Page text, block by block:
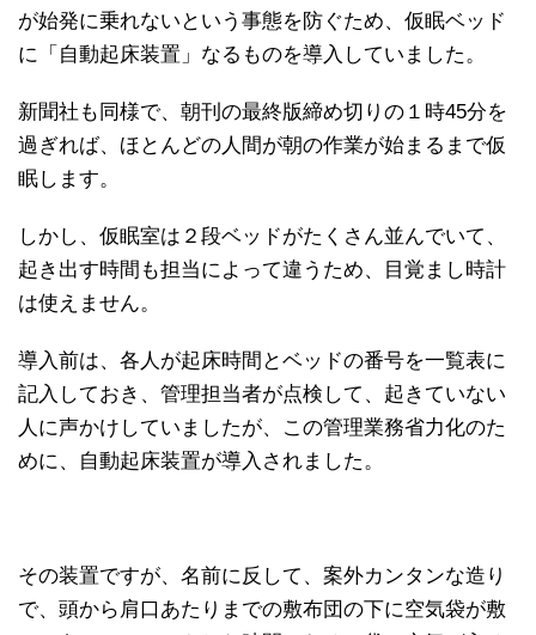
が始発に乗れないという事態を防ぐため、仮眠ベッド
に「自動起床装置」なるものを導入していました。
新聞社も同様で、朝刊の最終版締め切りの１時45分を
過ぎれば、ほとんどの人間が朝の作業が始まるまで仮
眠します。
しかし、仮眠室は２段ベッドがたくさん並んでいて、
起き出す時間も担当によって違うため、目覚まし時計
は使えません。
導入前は、各人が起床時間とベッドの番号を一覧表に
記入しておき、管理担当者が点検して、起きていない
人に声かけしていましたが、この管理業務省力化のた
めに、自動起床装置が導入されました。
その装置ですが、名前に反して、案外カンタンな造り
で、頭から肩口あたりまでの敷布団の下に空気袋が敷